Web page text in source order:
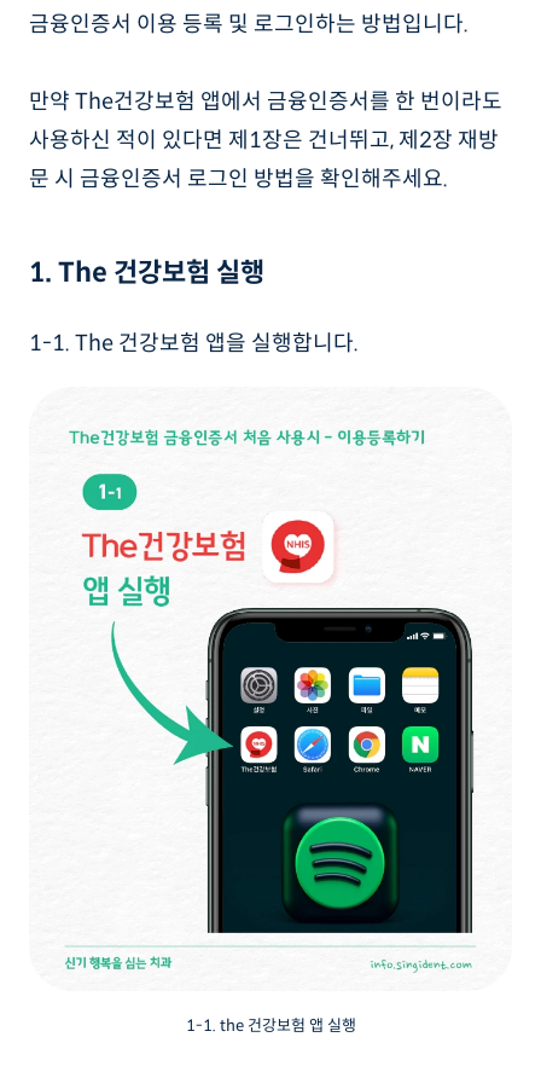
금융인증서 이용 등록 및 로그인하는 방법입니다.
만약 The건강보험 앱에서 금융인증서를 한 번이라도
사용하신 적이 있다면 제1장은 건너뛰고, 제2장 재방
문 시 금융인증서 로그인 방법을 확인해주세요.
1. The 건강보험 실행
1-1. The 건강보험 앱을 실행합니다.
1-1. the 건강보험 앱 실행